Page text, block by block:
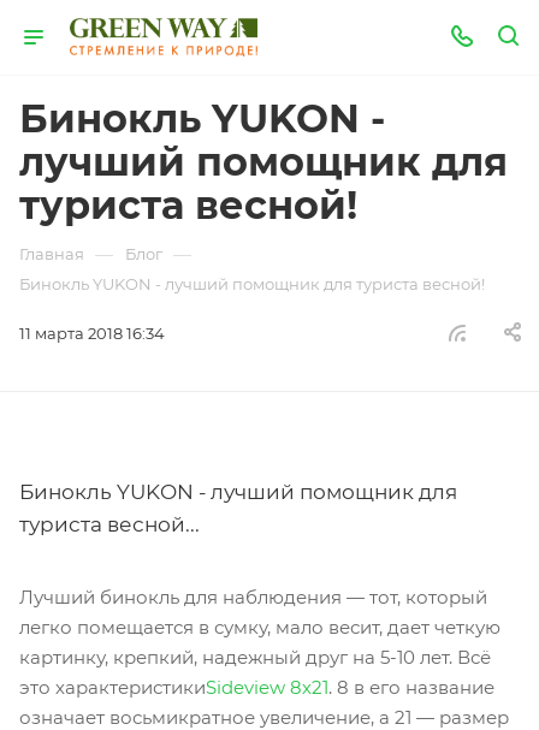
Бинокль YUKON -
лучший помощник для
туриста весной!
Главная — Блог —
Бинокль YUKON - лучший помощник для туриста весной!
11 марта 2018 16:34
Бинокль YUKON - лучший помощник для
туриста весной...
Лучший бинокль для наблюдения — тот, который
легко помещается в сумку, мало весит, дает четкую
картинку, крепкий, надежный друг на 5-10 лет. Всё
это характеристикиSideview 8х21. 8 в его название
означает восьмикратное увеличение, а 21 — размер